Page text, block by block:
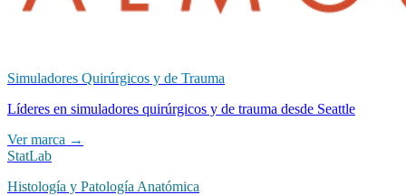
Simuladores Quirúrgicos y de Trauma
Líderes en simuladores quirúrgicos y de trauma desde Seattle
Ver marca →
StatLab
Histología y Patología Anatómica